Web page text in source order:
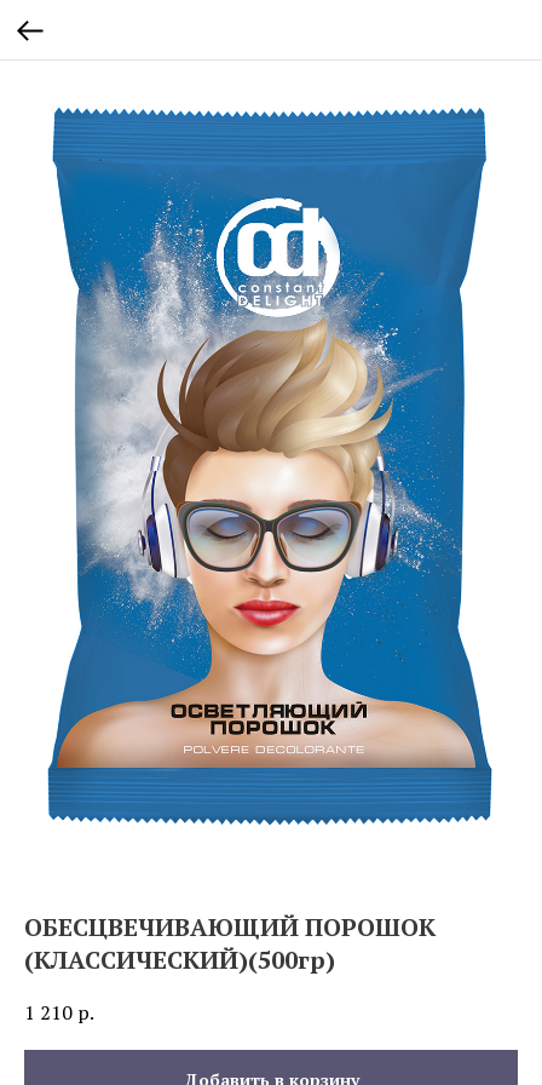
ОБЕСЦВЕЧИВАЮЩИЙ ПОРОШОК
(КЛАССИЧЕСКИЙ)(500гр)
1 210 р.
Добавить в корзину